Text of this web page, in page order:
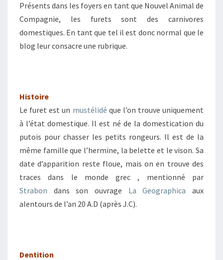
Présents dans les foyers en tant que Nouvel Animal de
Compagnie, les furets sont des carnivores
domestiques. En tant que tel il est donc normal que le
blog leur consacre une rubrique.
Histoire
Le furet est un mustélidé que l’on trouve uniquement
à l’état domestique. Il est né de la domestication du
putois pour chasser les petits rongeurs. Il est de la
même famille que l’hermine, la belette et le vison. Sa
date d’apparition reste floue, mais on en trouve des
traces dans le monde grec , mentionné par
Strabon dans son ouvrage La Geographica aux
alentours de l’an 20 A.D (après J.C).
Dentition